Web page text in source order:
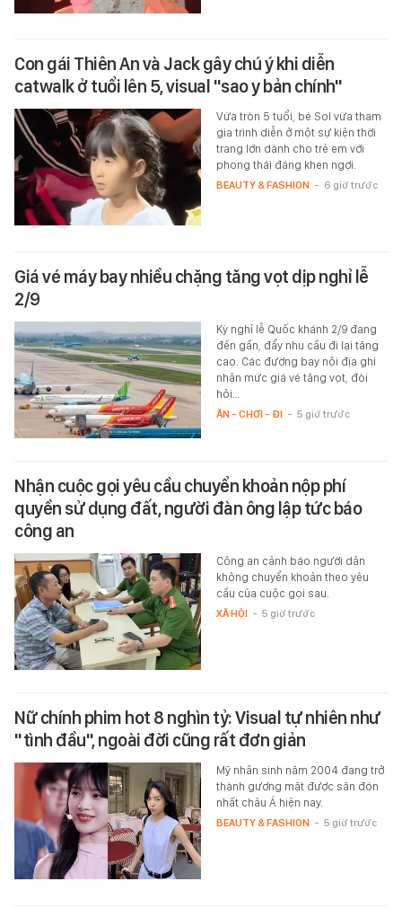
Con gái Thiên An và Jack gây chú ý khi diễn
catwalk ở tuổi lên 5, visual "sao y bản chính"
Vừa tròn 5 tuổi, bé Sol vừa tham
gia trình diễn ở một sự kiện thời
trang lớn dành cho trẻ em với
phong thái đáng khen ngợi.
BEAUTY & FASHION - 6 giờ trước
Giá vé máy bay nhiều chặng tăng vọt dịp nghỉ lễ
2/9
Kỳ nghỉ lễ Quốc khánh 2/9 đang
đến gần, đẩy nhu cầu đi lại tăng
cao. Các đường bay nội địa ghi
nhận mức giá vé tăng vọt, đòi
hỏi…
ĂN - CHƠI - ĐI - 5 giờ trước
Nhận cuộc gọi yêu cầu chuyển khoản nộp phí
quyền sử dụng đất, người đàn ông lập tức báo
công an
Công an cảnh báo người dân
không chuyển khoản theo yêu
cầu của cuộc gọi sau.
XÃ HỘI - 5 giờ trước
Nữ chính phim hot 8 nghìn tỷ: Visual tự nhiên như
"tình đầu", ngoài đời cũng rất đơn giản
Mỹ nhân sinh năm 2004 đang trở
thành gương mặt được săn đón
nhất châu Á hiện nay.
BEAUTY & FASHION - 5 giờ trước